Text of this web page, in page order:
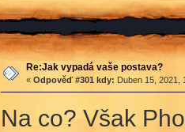
Re:Jak vypadá vaše postava?
« Odpověď #301 kdy: Duben 15, 2021,
Na co? Však